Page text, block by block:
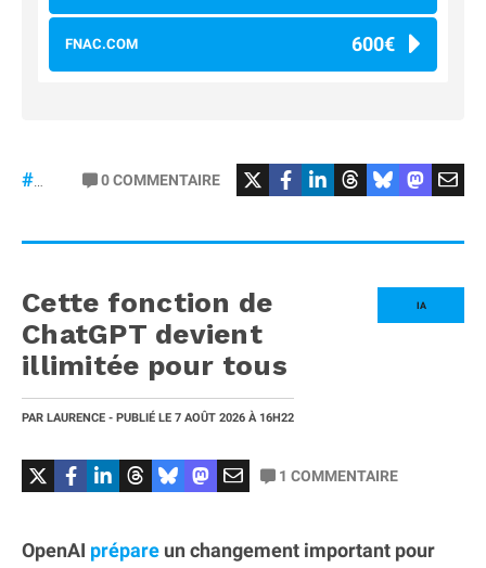
FNAC.COM 600€
#osmopocket4P
0COMMENTAIRE
IA
Cette fonction de
ChatGPT devient
illimitée pour tous
PAR LAURENCE - PUBLIÉ LE 7 AOÛT 2026 À 16H22
1 COMMENTAIRE
OpenAI prépare un changement important pour